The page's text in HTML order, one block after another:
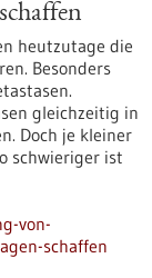
heutzutage die
Besonders
gleichzeitig in
Doch je kleiner
schwieriger ist
von-
schaffen